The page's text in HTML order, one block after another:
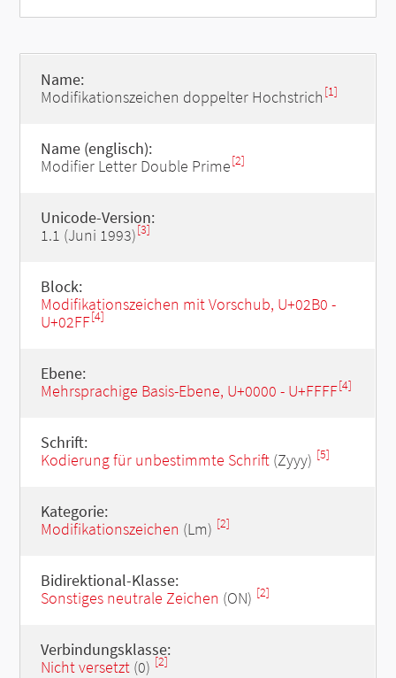
Name:
Modifikationszeichen doppelter Hochstrich [1]
Name (englisch):
Modifier Letter Double Prime[2]
Unicode-Version:
1.1 (Juni 1993)[3]
Block:
Modifikationszeichen mit Vorschub, U+02B0 -
U+02FF[4]
Ebene:
Mehrsprachige Basis-Ebene, U+0000 - U+FFFF[4]
Schrift:
Kodierung für unbestimmte Schrift(Zyyy) [5]
Kategorie:
Modifikationszeichen (Lm) [2]
Bidirektional-Klasse:
Sonstiges neutrale Zeichen (ON) [2]
Verbindungsklasse:
Nicht versetzt(0) [2]